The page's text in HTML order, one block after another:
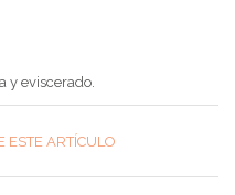
y eviscerado.
ESTE ARTÍCULO